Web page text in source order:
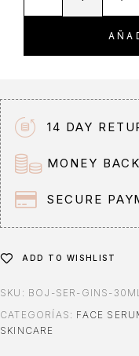
a
t
i
v
e
:
14 DAY
MONEY
SECURE
ADD TO WISHLIST
SKU: BOJ-SER-GINS-
CATEGORÍAS: FACE
SKINCARE